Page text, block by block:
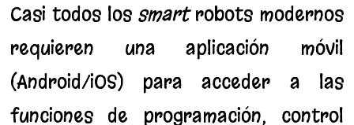
Casi todos los smartrobots modernos
requieren una aplicación móvil
(Android/iOS) para acceder a las
funciones de programación, control